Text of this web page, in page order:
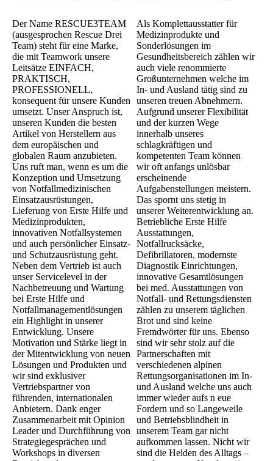
Der Name RESCUE3TEAM
(ausgesprochen Rescue Drei
Team) steht für eine Marke,
die mit Teamwork unsere
Leitsätze EINFACH,
PRAKTISCH,
PROFESSIONELL,
konsequent für unsere Kunden
umsetzt. Unser Anspruch ist,
unseren Kunden die besten
Artikel von Herstellern aus
dem europäischen und
globalen Raum anzubieten.
Uns ruft man, wenn es um die
Konzeption und Umsetzung
von Notfallmedizinischen
Einsatzausrüstungen,
Lieferung von Erste Hilfe und
Medizinprodukten,
innovativen Notfallsystemen
und auch persönlicher Einsatz-
und Schutzausrüstung geht.
Neben dem Vertrieb ist auch
unser Servicelevel in der
Nachbetreuung und Wartung
bei Erste Hilfe und
Notfallmanagementlösungen
ein Highlight in unserer
Entwicklung. Unsere
Motivation und Stärke liegt in
der Mitentwicklung von neuen
Lösungen und Produkten und
wir sind exklusiver
Vertriebspartner von
führenden, internationalen
Anbietern. Dank enger
Zusammenarbeit mit Opinion
Leader und Durchführung von
Strategiegesprächen und
Workshops in diversen
Als Komplettausstatter für
Medizinprodukte und
Sonderlösungen im
Gesundheitsbereich zählen wir
auch viele renommierte
Großunternehmen welche im
In- und Ausland tätig sind zu
unseren treuen Abnehmern.
Aufgrund unserer Flexibilität
und der kurzen Wege
innerhalb unseres
schlagkräftigen und
kompetenten Team können
wir oft anfangs unlösbar
erscheinende
Aufgabenstellungen meistern.
Das spornt uns stetig in
unserer Weiterentwicklung an.
Betriebliche Erste Hilfe
Ausstattungen,
Notfallrucksäcke,
Defibrillatoren, modernste
Diagnostik Einrichtungen,
innovative Gesamtlösungen
bei med. Ausstattungen von
Notfall- und Rettungsdiensten
zählen zu unserem täglichen
Brot und sind keine
Fremdwörter für uns. Ebenso
sind wir sehr stolz auf die
Partnerschaften mit
verschiedenen alpinen
Rettungsorganisationen im In-
und Ausland welche uns auch
immer wieder aufs n eue
Fordern und so Langeweile
und Betriebsblindheit in
unserem Team gar nicht
aufkommen lassen. Nicht wir
sind die Helden des Alltags –